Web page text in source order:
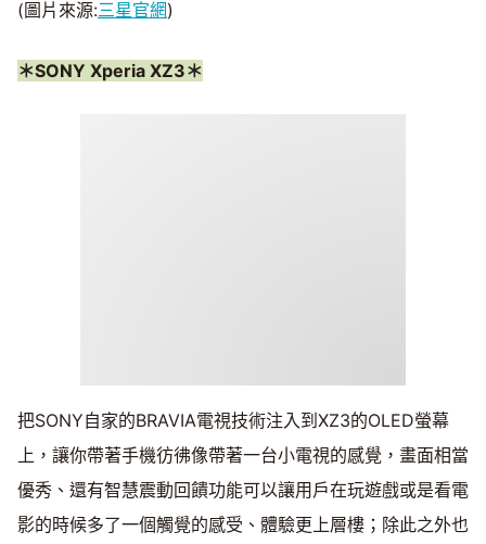
(圖片來源:三星官網)
＊SONY Xperia XZ3＊
把SONY自家的BRAVIA電視技術注入到XZ3的OLED螢幕
上，讓你帶著手機彷彿像帶著一台小電視的感覺，畫面相當
優秀、還有智慧震動回饋功能可以讓用戶在玩遊戲或是看電
影的時候多了一個觸覺的感受、體驗更上層樓；除此之外也